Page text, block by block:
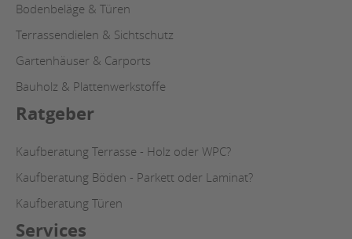
Bodenbeläge & Türen
Terrassendielen & Sichtschutz
Gartenhäuser & Carports
Bauholz & Plattenwerkstoffe
Ratgeber
Kaufberatung Terrasse - Holz oder WPC?
Kaufberatung Böden - Parkett oder Laminat?
Kaufberatung Türen
Services